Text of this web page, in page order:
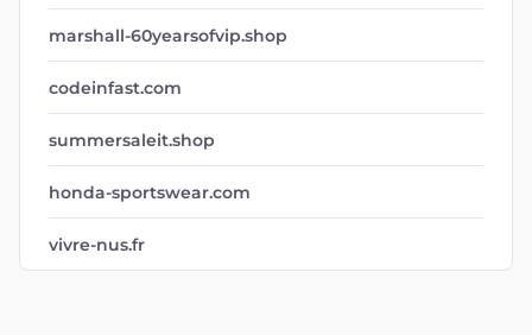
marshall-60yearsofvip.shop
codeinfast.com
summersaleit.shop
honda-sportswear.com
vivre-nus.fr